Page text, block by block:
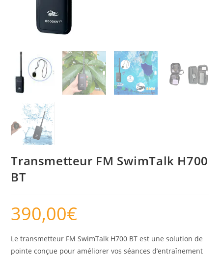
Transmetteur FM SwimTalk H700
BT
390,00€
Le transmetteur FM SwimTalk H700 BT est une solution de
pointe conçue pour améliorer vos séances d’entraînement